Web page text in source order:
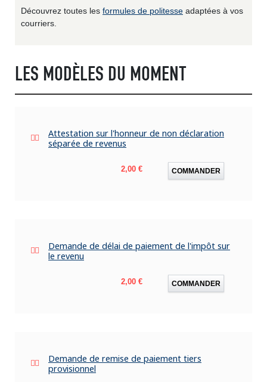
Découvrez toutes les formules de politesse adaptées à vos
courriers.
LES MODÈLES DU MOMENT
Attestation sur l'honneur de non déclaration
séparée de revenus
Prix
2,00 € COMMANDER
Demande de délai de paiement de l'impôt sur
le revenu
Prix
2,00 € COMMANDER
Demande de remise de paiement tiers
provisionnel